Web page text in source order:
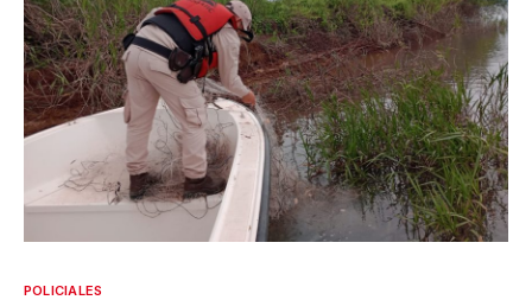
POLICIALES